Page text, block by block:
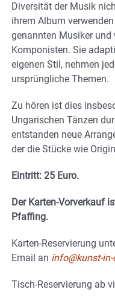
Diversität der Musik
ihrem Album
genannten Musiker und
Komponisten. Sie
eigenen Stil, nehmen
ursprüngliche Themen.
Zu hören ist dies
Ungarischen Tänzen
entstanden neue
der die Stücke wie
Eintritt: 25 Euro.
Der Karten-Vorverkauf
Pfaffing.
Karten-Reservierung
Email an ínfo@kunst-in-
Tisch-Reservierung ab